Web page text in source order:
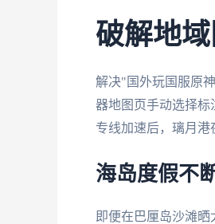
破解地
解决"国外玩国服原
器地图页手动选择标
专线加速后，璃月港
海岛度假不
即便在巴厘岛沙滩